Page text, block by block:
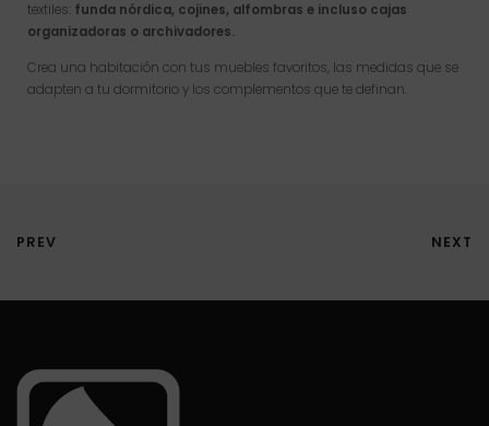
textiles: funda nórdica, cojines, alfombras e incluso cajas
organizadoras o archivadores.
Crea una habitación con tus muebles favoritos, las medidas que se
adapten a tu dormitorio y los complementos que te definan.
PREV NEXT